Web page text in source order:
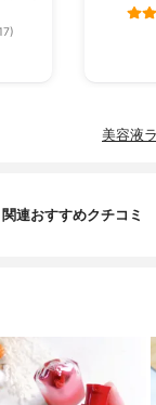
美容液
関連おすすめクチコミ